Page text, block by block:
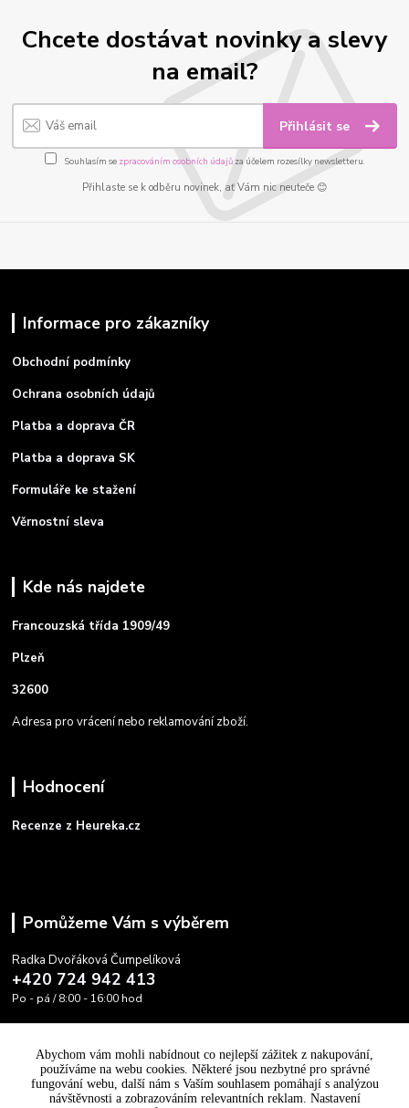
Chcete dostávat novinky a slevy
na email?
Přihlásit se
Souhlasím se zpracováním osobních údajůza účelem rozesílky newsletteru.
Přihlaste se k odběru novinek, ať Vám nic neuteče 😊
Informace pro zákazníky
Obchodní podmínky
Ochrana osobních údajů
Platba a doprava ČR
Platba a doprava SK
Formuláře ke stažení
Věrnostní sleva
Kde nás najdete
Francouzská třída 1909/49
Plzeň
32600
Adresa pro vrácení nebo reklamování zboží.
Hodnocení
Recenze z Heureka.cz
Pomůžeme Vám s výběrem
Radka Dvořáková Čumpelíková
+420 724 942 413
Po - pá / 8:00 - 16:00 hod
Abychom vám mohli nabídnout co nejlepší zážitek z nakupování,
používáme na webu cookies. Některé jsou nezbytné pro správné
fungování webu, další nám s Vaším souhlasem pomáhají s analýzou
návštěvnosti a zobrazováním relevantních reklam. Nastavení